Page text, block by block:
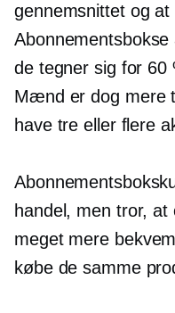
gennemsnittet og at
de tegner sig for 60
Mænd er dog mere
have tre eller flere
handel, men tror, ​​at
meget mere
købe de samme